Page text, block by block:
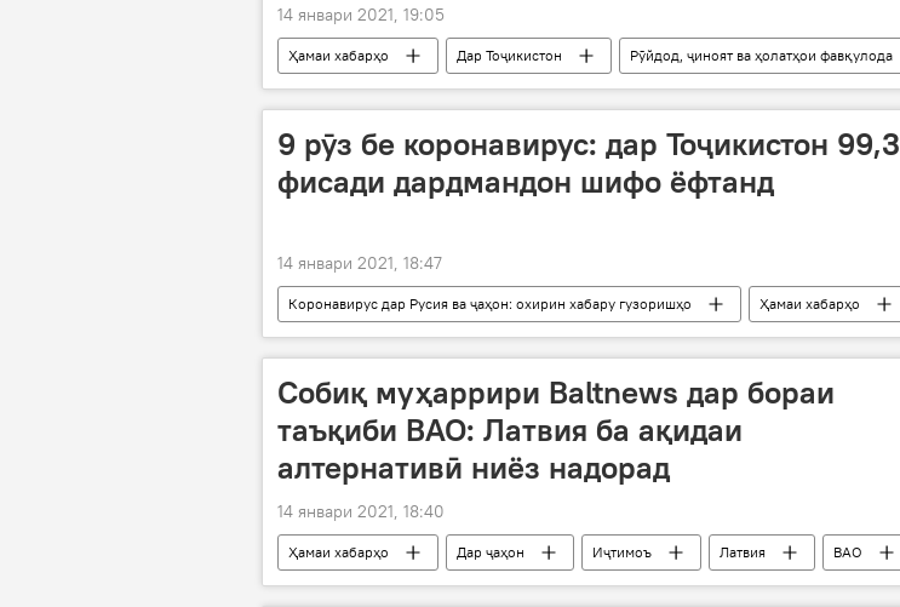
14 январи 2021, 19:05
Ҳамаи хабарҳо Дар Тоҷикистон Рӯйдод, ҷиноят ва ҳолатҳои фавқулода
9 рӯз бе коронавирус: дар Тоҷикистон 99,3
фисади дардмандон шифо ёфтанд
14 январи 2021, 18:47
Коронавирус дар Русия ва ҷаҳон: охирин хабару гузоришҳо
Ҳамаи хабарҳо
Дар Тоҷикистон
Тандурустӣ маризӣ Вазорати тандурустии ҶТ
Собиқ муҳаррири Вaltnews дар бораи
таъқиби ВАО: Латвия ба ақидаи
алтернативӣ ниёз надорад
14 январи 2021, 18:40
Ҳамаи хабарҳо Дар ҷаҳон Иҷтимоъ Латвия ВАО